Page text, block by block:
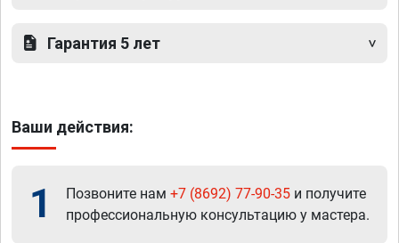
Гарантия 5 лет
Ваши действия:
1 Позвоните нам +7 (8692) 77-90-35 и получите
профессиональную консультацию у мастера.